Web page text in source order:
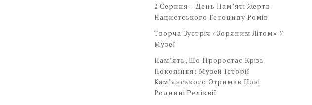
2 Серпня – День Пам’яті Жертв
Нацистського Геноциду Ромів
Творча Зустріч «Зоряним Літом» У
Музеї
Пам’ять, Що Проростає Крізь
Покоління: Музей Історії
Кам’янського Отримав Нові
Родинні Реліквії